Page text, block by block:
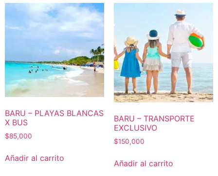
BARU – PLAYAS BLANCAS
X BUS
$85,000
Añadir al carrito
BARU – TRANSPORTE
EXCLUSIVO
$150,000
Añadir al carrito